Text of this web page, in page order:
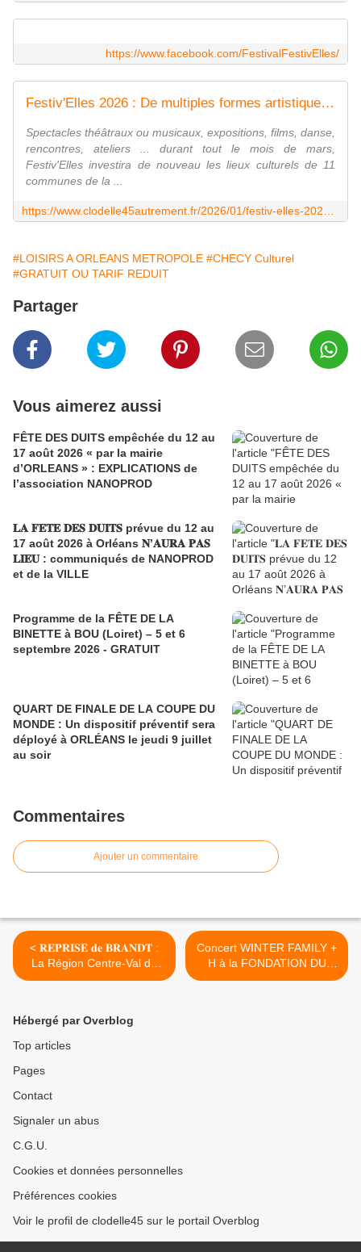
https://www.facebook.com/FestivalFestivElles/
Festiv'Elles 2026 : De multiples formes artistiques au programme dans les lieux culturels de 11 communes de la métropole orléanaise - VIVRE AUTREMENT VOS LOISIRS avec Clodelle
Spectacles théâtraux ou musicaux, expositions, films, danse,
rencontres, ateliers ... durant tout le mois de mars,
Festiv'Elles investira de nouveau les lieux culturels de 11
communes de la ...
#LOISIRS A ORLEANS METROPOLE #CHECY Culturel
#GRATUIT OU TARIF REDUIT
Partager
Vous aimerez aussi
FÊTE DES DUITS empêchée du 12 au
17 août 2026 « par la mairie
d’ORLEANS » : EXPLICATIONS de
l’association NANOPROD
𝐋𝐀 𝐅𝐄𝐓𝐄 𝐃𝐄𝐒 𝐃𝐔𝐈𝐓𝐒 prévue du 12 au
17 août 2026 à Orléans 𝐍’𝐀𝐔𝐑𝐀 𝐏𝐀𝐒
𝐋𝐈𝐄𝐔 : communiqués de NANOPROD
et de la VILLE
Programme de la FÊTE DE LA
BINETTE à BOU (Loiret) – 5 et 6
septembre 2026 - GRATUIT
QUART DE FINALE DE LA COUPE DU
MONDE : Un dispositif préventif sera
déployé à ORLÉANS le jeudi 9 juillet
au soir
Commentaires
Ajouter un commentaire
< 𝐑𝐄𝐏𝐑𝐈𝐒𝐄 𝐝𝐞 𝐁𝐑𝐀𝐍𝐃𝐓 :
La Région Centre-Val de
Loire et Orléans Métropole
Concert WINTER FAMILY +
H à la FONDATION DU
DOUTE de Blois le 30 avril
Hébergé par Overblog
Top articles
Pages
Contact
Signaler un abus
C.G.U.
Cookies et données personnelles
Préférences cookies
Voir le profil de clodelle45 sur le portail Overblog